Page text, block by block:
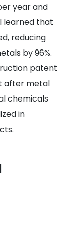
year and
learned that
reducing
by 96%.
patent
after metal
chemicals
in